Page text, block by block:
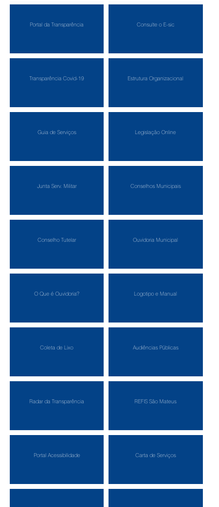
Portal da Transparência Consulte o E-sic
Transparência Covid-19 Estrutura Organizacional
Guia de Serviços Legislação Online
Junta Serv. Militar Conselhos Municipais
Conselho Tutelar Ouvidoria Municipal
O Que é Ouvidoria? Logotipo e Manual
Coleta de Lixo Audiências Públicas
Radar da Transparência REFIS São Mateus
Portal Acessibilidade Carta de Serviços